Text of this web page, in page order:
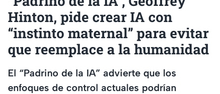
Hinton, pide crear IA con
“instinto maternal” para evitar
que reemplace a la humanidad
El “Padrino de la IA” advierte que los
enfoques de control actuales podrían